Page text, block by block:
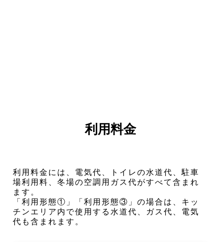
利用料金
利用料金には、電気代、トイレの水道代、駐車
場利用料、冬場の空調用ガス代がすべて含まれ
ます。
「利用形態①」「利用形態③」の場合は、キッ
チンエリア内で使用する水道代、ガス代、電気
代も含まれます。